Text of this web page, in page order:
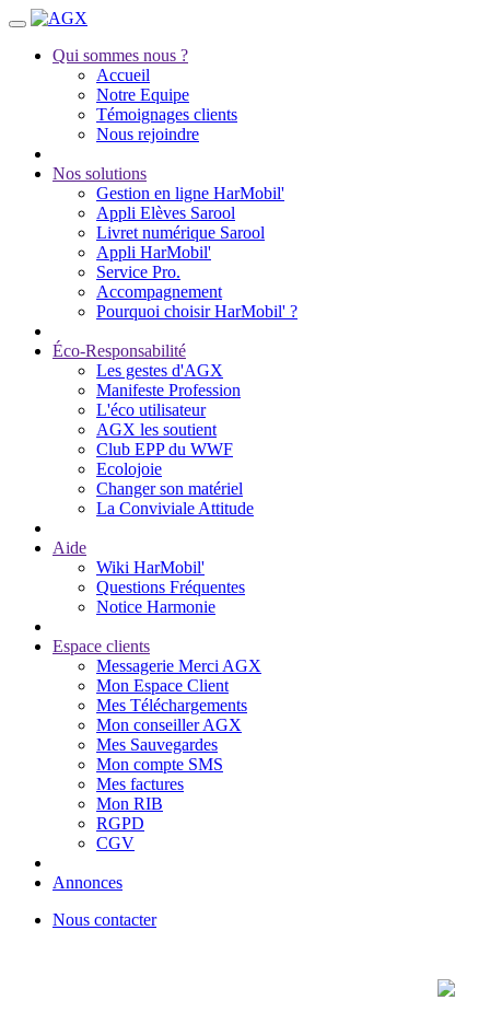
Qui sommes nous ?
Accueil
Notre Equipe
Témoignages clients
Nous rejoindre
Nos solutions
Gestion en ligne HarMobil'
Appli Elèves Sarool
Livret numérique Sarool
Appli HarMobil'
Service Pro.
Accompagnement
Pourquoi choisir HarMobil' ?
Éco-Responsabilité
Les gestes d'AGX
Manifeste Profession
L'éco utilisateur
AGX les soutient
Club EPP du WWF
Ecolojoie
Changer son matériel
La Conviviale Attitude
Aide
Wiki HarMobil'
Questions Fréquentes
Notice Harmonie
Espace clients
Messagerie Merci AGX
Mon Espace Client
Mes Téléchargements
Mon conseiller AGX
Mes Sauvegardes
Mon compte SMS
Mes factures
Mon RIB
RGPD
CGV
Annonces
Nous contacter